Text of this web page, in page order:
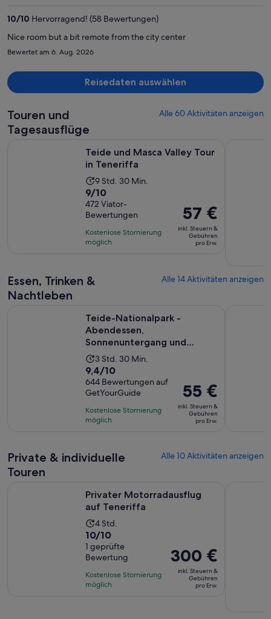
10/10 Hervorragend! (58 Bewertungen)
Nice room but a bit remote from the city center
Bewertet am 6. Aug. 2026
Reisedaten auswählen
Touren und
Tagesausflüge
Alle 60 Aktivitäten anzeigen
Teide und Masca Valley Tour
in Teneriffa
Die
Aktivität
dauert
9
Stunden
und
9 Std. 30 Min.
9.0
von
10,
basierend
auf
9/10
472 Viator-
Bewertungen
Kostenlose Stornierung
möglich
Der
Preis
beträgt
57 €
Erw.
57 €
inkl. Steuern &
Gebühren
pro Erw.
Essen, Trinken &
Nachtleben
Alle 14 Aktivitäten anzeigen
Teide-Nationalpark -
Abendessen,
Sonnenuntergang und
Sternguckerlebnis
Die
Aktivität
dauert
3
Stunden
und
3 Std. 30 Min.
9.4
von
10,
basierend
auf
9,4/10
644 Bewertungen auf
GetYourGuide
Kostenlose Stornierung
möglich
Der
Preis
beträgt
55 €
Erw.
55 €
inkl. Steuern &
Gebühren
pro Erw.
Private & individuelle
Touren
Alle 10 Aktivitäten anzeigen
Privater Motorradausflug
auf Teneriffa
Die
Aktivität
dauert
4
Stunden
4 Std.
10.0
von
10,
basierend
auf
10/10
1 geprüfte
Bewertung
Kostenlose Stornierung
möglich
Der
Preis
beträgt
300 €
300 €
inkl. Steuern &
Gebühren
pro Erw.